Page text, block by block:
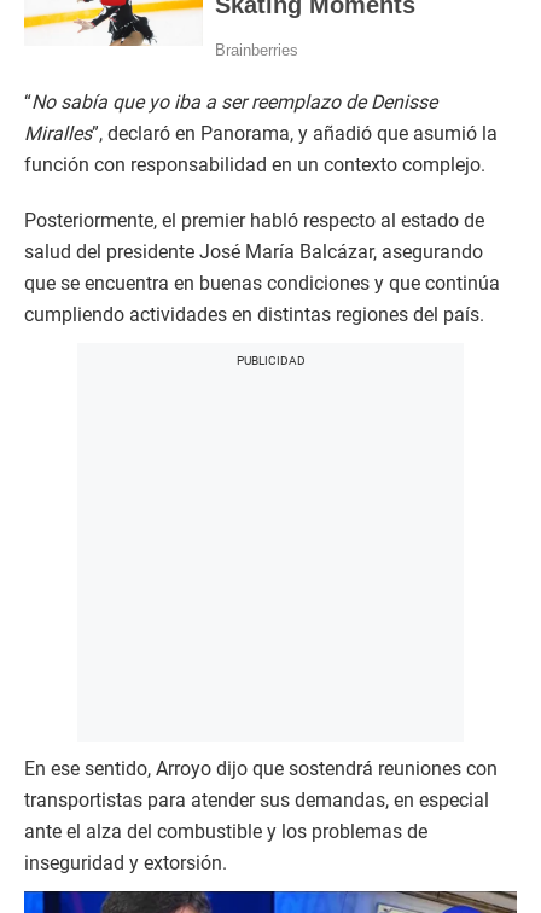
“No sabía que yo iba a ser reemplazo de Denisse
Miralles”, declaró en Panorama, y añadió que asumió la
función con responsabilidad en un contexto complejo.
Posteriormente, el premier habló respecto al estado de
salud del presidente José María Balcázar, asegurando
que se encuentra en buenas condiciones y que continúa
cumpliendo actividades en distintas regiones del país.
En ese sentido, Arroyo dijo que sostendrá reuniones con
transportistas para atender sus demandas, en especial
ante el alza del combustible y los problemas de
inseguridad y extorsión.